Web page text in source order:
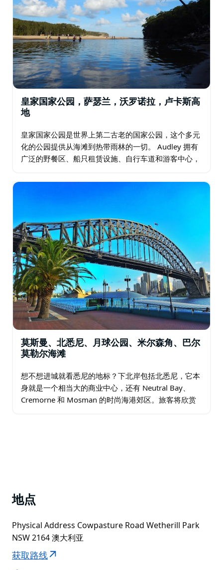
皇家国家公园，萨瑟兰，沃罗诺拉，卢卡斯高
地
皇家国家公园是世界上第二古老的国家公园，这个多元
化的公园提供从海滩到热带雨林的一切。 Audley 拥有
广泛的野餐区、船只租赁设施、自行车道和游客中心，
户。…
莫斯曼、北悉尼、月球公园、米尔森角、巴尔
莫勒尔海滩
想不想进城就看悉尼的地标？下北岸包括北悉尼，它本
身就是一个相当大的商业中心，还有 Neutral Bay、
Cremorne 和 Mosman 的时尚海港郊区。旅客将欣赏
地点
Physical Address Cowpasture Road Wetherill Park
NSW 2164 澳大利亚
获取路线